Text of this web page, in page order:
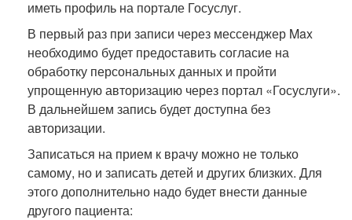
иметь профиль на портале Госуслуг.
В первый раз при записи через мессенджер Max
необходимо будет предоставить согласие на
обработку персональных данных и пройти
упрощенную авторизацию через портал «Госуслуги».
В дальнейшем запись будет доступна без
авторизации.
Записаться на прием к врачу можно не только
самому, но и записать детей и других близких. Для
этого дополнительно надо будет внести данные
другого пациента: